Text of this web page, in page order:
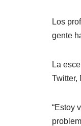
Los
gente
La
Twitter,
“Estoy